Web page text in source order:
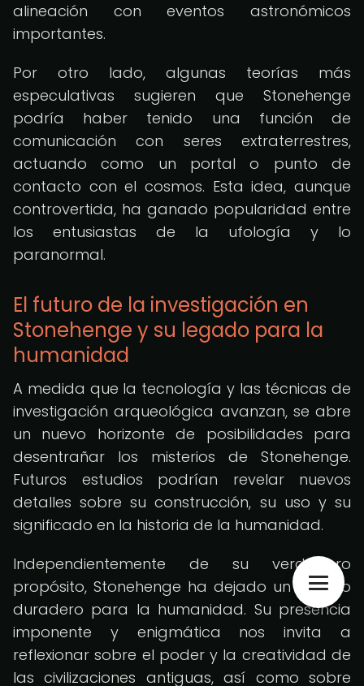
alineación con eventos astronómicos
importantes.
Por otro lado, algunas teorías más
especulativas sugieren que Stonehenge
podría haber tenido una función de
comunicación con seres extraterrestres,
actuando como un portal o punto de
contacto con el cosmos. Esta idea, aunque
controvertida, ha ganado popularidad entre
los entusiastas de la ufología y lo
paranormal.
El futuro de la investigación en
Stonehenge y su legado para la
humanidad
A medida que la tecnología y las técnicas de
investigación arqueológica avanzan, se abre
un nuevo horizonte de posibilidades para
desentrañar los misterios de Stonehenge.
Futuros estudios podrían revelar nuevos
detalles sobre su construcción, su uso y su
significado en la historia de la humanidad.
Independientemente de su verdadero
propósito, Stonehenge ha dejado un legado
duradero para la humanidad. Su presencia
imponente y enigmática nos invita a
reflexionar sobre el poder y la creatividad de
las civilizaciones antiguas, así como sobre